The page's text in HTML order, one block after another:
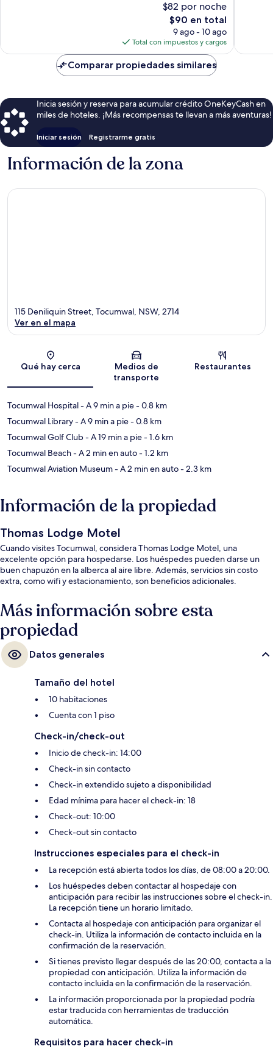
$82 por noche
El
precio
actual
es
de
$90
$90 en total
9 ago - 10 ago
Total con impuestos y cargos
Comparar propiedades similares
Inicia sesión y reserva para acumular crédito OneKeyCash en
miles de hoteles. ¡Más recompensas te llevan a más aventuras!
Iniciar sesión Registrarme gratis
Información de la zona
Sección del mapa
115 Deniliquin Street, Tocumwal, NSW, 2714
Ver en el mapa
Qué hay cerca
Medios de
transporte
Restaurantes
Tocumwal Hospital- A 9 min a pie- 0.8 km
Tocumwal Library- A 9 min a pie- 0.8 km
Tocumwal Golf Club- A 19 min a pie- 1.6 km
Tocumwal Beach- A 2 min en auto- 1.2 km
Tocumwal Aviation Museum- A 2 min en auto- 2.3 km
Información de la propiedad
Thomas Lodge Motel
Cuando visites Tocumwal, considera Thomas Lodge Motel, una
excelente opción para hospedarse. Los huéspedes pueden darse un
buen chapuzón en la alberca al aire libre. Además, servicios sin costo
extra, como wifi y estacionamiento, son beneficios adicionales.
Más información sobre esta
propiedad
Datos generales
Tamaño del hotel
10 habitaciones
Cuenta con 1 piso
Check-in/check-out
Inicio de check-in: 14:00
Check-in sin contacto
Check-in extendido sujeto a disponibilidad
Edad mínima para hacer el check-in: 18
Check-out: 10:00
Check-out sin contacto
Instrucciones especiales para el check-in
La recepción está abierta todos los días, de 08:00 a 20:00.
Los huéspedes deben contactar al hospedaje con
anticipación para recibir las instrucciones sobre el check-in.
La recepción tiene un horario limitado.
Contacta al hospedaje con anticipación para organizar el
check-in. Utiliza la información de contacto incluida en la
confirmación de la reservación.
Si tienes previsto llegar después de las 20:00, contacta a la
propiedad con anticipación. Utiliza la información de
contacto incluida en la confirmación de la reservación.
La información proporcionada por la propiedad podría
estar traducida con herramientas de traducción
automática.
Requisitos para hacer check-in